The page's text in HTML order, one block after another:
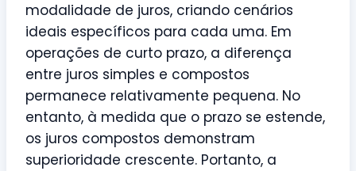
modalidade de juros, criando cenários
ideais específicos para cada uma. Em
operações de curto prazo, a diferença
entre juros simples e compostos
permanece relativamente pequena. No
entanto, à medida que o prazo se estende,
os juros compostos demonstram
superioridade crescente. Portanto, a